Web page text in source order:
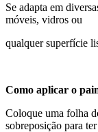
Se adapta em
móveis, vidros ou
qualquer superfície
Como aplicar o
Coloque uma folha
sobreposição para